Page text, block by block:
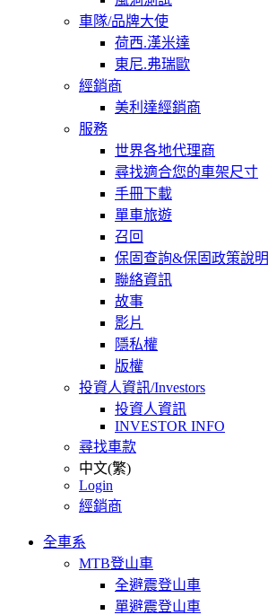
車隊/品牌大使
荷西.漢米達
東尼.弗瑞歐
經銷商
美利達經銷商
服務
世界各地代理商
尋找適合您的車架尺寸
手冊下載
單車旅遊
召回
保固查詢&保固政策說明
聯絡資訊
故事
影片
隱私權
版權
投資人資訊/Investors
投資人資訊
INVESTOR INFO
尋找車款
中文(繁)
Login
經銷商
全車系
MTB登山車
全避震登山車
單避震登山車